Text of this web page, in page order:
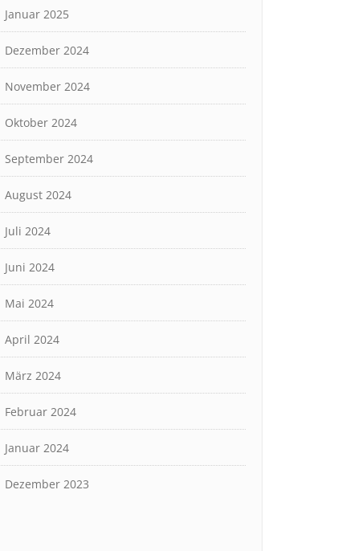
Januar 2025
Dezember 2024
November 2024
Oktober 2024
September 2024
August 2024
Juli 2024
Juni 2024
Mai 2024
April 2024
März 2024
Februar 2024
Januar 2024
Dezember 2023